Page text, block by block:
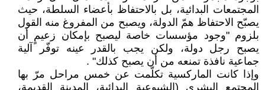
المجتمعات البدائية، بل بالاحتفاظ ‏بأعضاء السلطة، حيث
يصبّح الاحتفاظ همّ ‏الدولة، ويصبح من المفروغ منه القول
بلزوم "وجود ‏مؤسسات خاصة ليصبح بإمكان زعيمٍ أن
يصبح ‏رجل دولة، ولكن يجب بالقدر عينه توفّر آلية
‏جماعية نافذة تمنعه من أن يصبح كذلك"‏ ‏. ‏
وإذا كانت الماركسية تكلّمت عن خمس مراحل مرّ ‏بها
المجتمع البشري (الشيوعية البدائية، المدينة ‏القديمة،